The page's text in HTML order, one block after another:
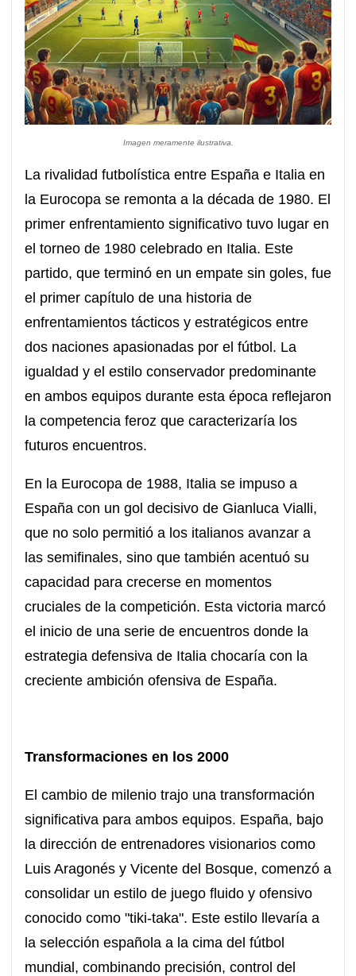
Imagen meramente ilustrativa.
La rivalidad futbolística entre España e Italia en
la Eurocopa se remonta a la década de 1980. El
primer enfrentamiento significativo tuvo lugar en
el torneo de 1980 celebrado en Italia. Este
partido, que terminó en un empate sin goles, fue
el primer capítulo de una historia de
enfrentamientos tácticos y estratégicos entre
dos naciones apasionadas por el fútbol. La
igualdad y el estilo conservador predominante
en ambos equipos durante esta época reflejaron
la competencia feroz que caracterizaría los
futuros encuentros.
En la Eurocopa de 1988, Italia se impuso a
España con un gol decisivo de Gianluca Vialli,
que no solo permitió a los italianos avanzar a
las semifinales, sino que también acentuó su
capacidad para crecerse en momentos
cruciales de la competición. Esta victoria marcó
el inicio de una serie de encuentros donde la
estrategia defensiva de Italia chocaría con la
creciente ambición ofensiva de España.
Transformaciones en los 2000
El cambio de milenio trajo una transformación
significativa para ambos equipos. España, bajo
la dirección de entrenadores visionarios como
Luis Aragonés y Vicente del Bosque, comenzó a
consolidar un estilo de juego fluido y ofensivo
conocido como "tiki-taka". Este estilo llevaría a
la selección española a la cima del fútbol
mundial, combinando precisión, control del